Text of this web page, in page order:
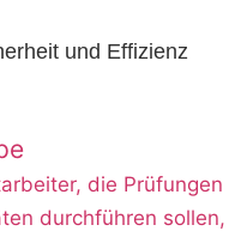
und Effizienz
die Prüfungen
durchführen sollen,